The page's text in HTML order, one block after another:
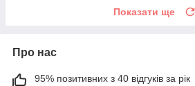
Показати ще
Про нас
95% позитивних з 40 відгуків за рік